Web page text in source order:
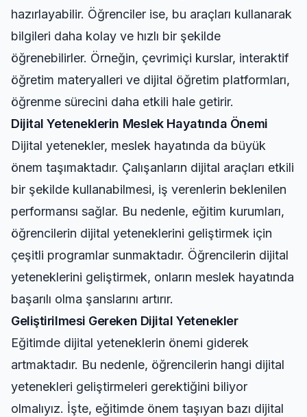
hazırlayabilir. Öğrenciler ise, bu araçları kullanarak
bilgileri daha kolay ve hızlı bir şekilde
öğrenebilirler. Örneğin, çevrimiçi kurslar, interaktif
öğretim materyalleri ve dijital öğretim platformları,
öğrenme sürecini daha etkili hale getirir.
Dijital Yeteneklerin Meslek Hayatında Önemi
Dijital yetenekler, meslek hayatında da büyük
önem taşımaktadır. Çalışanların dijital araçları etkili
bir şekilde kullanabilmesi, iş verenlerin beklenilen
performansı sağlar. Bu nedenle, eğitim kurumları,
öğrencilerin dijital yeteneklerini geliştirmek için
çeşitli programlar sunmaktadır. Öğrencilerin dijital
yeteneklerini geliştirmek, onların meslek hayatında
başarılı olma şanslarını artırır.
Geliştirilmesi Gereken Dijital Yetenekler
Eğitimde dijital yeteneklerin önemi giderek
artmaktadır. Bu nedenle, öğrencilerin hangi dijital
yetenekleri geliştirmeleri gerektiğini biliyor
olmalıyız. İşte, eğitimde önem taşıyan bazı dijital